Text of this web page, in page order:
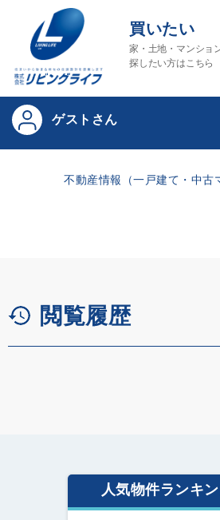
買いたい
家・土地・マンショ
探したい方はこちら
ゲストさん
不動産情報（一戸建て・中古
閲覧履歴
人気物件ランキ